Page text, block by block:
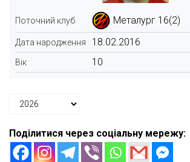
Поточний клуб Металург 16(2)
Дата народження 18.02.2016
Вік 10
Поділитися через соціальну мережу: